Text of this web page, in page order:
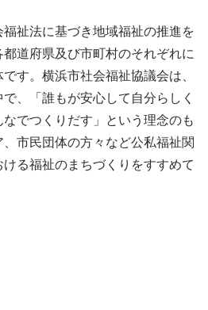
祉法に基づき地域福祉の推進を
道府県及び市町村のそれぞれに
す。横浜市社会福祉協議会は、
、「誰もが安心して自分らしく
でつくりだす」という理念のも
市民団体の方々など公私福祉関
る福祉のまちづくりをすすめて